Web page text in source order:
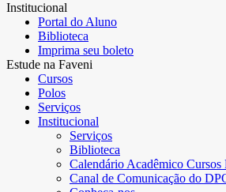
Institucional
Portal do Aluno
Biblioteca
Imprima seu boleto
Estude na Faveni
Cursos
Polos
Serviços
Institucional
Serviços
Biblioteca
Calendário Acadêmico Cursos
Canal de Comunicação do